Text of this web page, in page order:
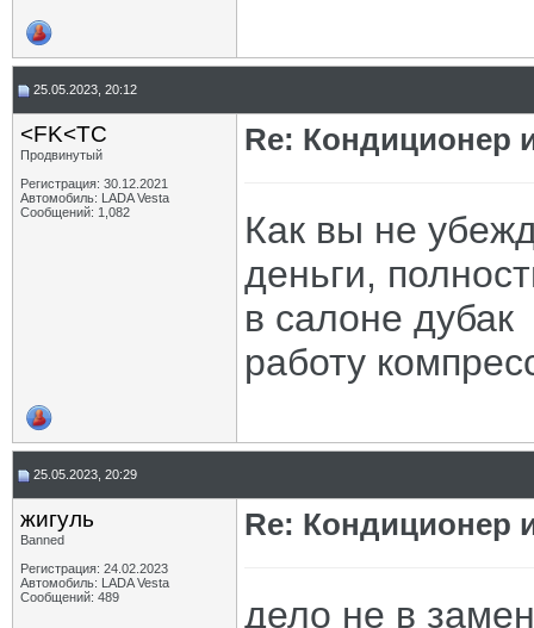
25.05.2023, 20:12
<FK<TC
Продвинутый
Регистрация: 30.12.2021
Автомобиль: LADA Vesta
Сообщений: 1,082
Re: Кондиционер
Как вы не
деньги,
в салоне дубак
работу
25.05.2023, 20:29
жигуль
Banned
Регистрация: 24.02.2023
Автомобиль: LADA Vesta
Сообщений: 489
Re: Кондиционер
дело не в